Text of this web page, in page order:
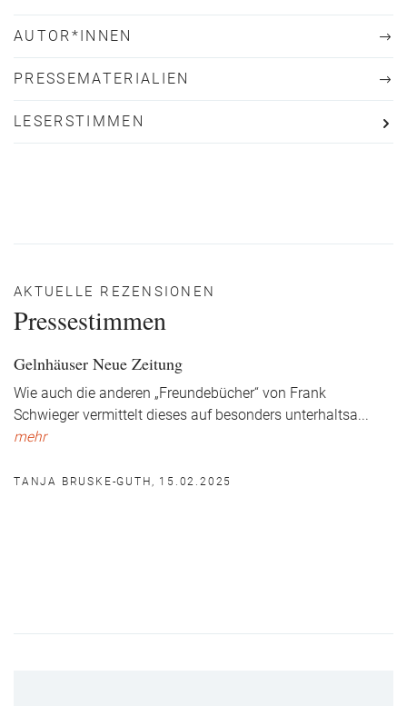
AUTOR*INNEN
PRESSEMATERIALIEN
LESERSTIMMEN
AKTUELLE REZENSIONEN
Pressestimmen
Gelnhäuser Neue Zeitung
Wie auch die anderen „Freundebücher“ von Frank
Schwieger vermittelt dieses auf besonders unterhaltsa...
mehr
TANJA BRUSKE-GUTH, 15.02.2025